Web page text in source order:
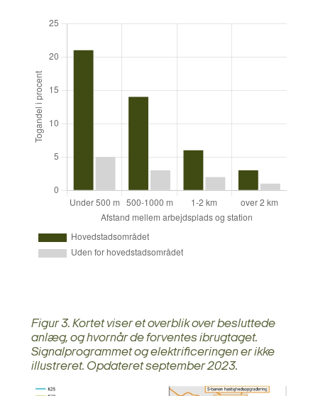
Figur 3. Kortet viser et overblik over besluttede
anlæg, og hvornår de forventes ibrugtaget.
Signalprogrammet og elektrificeringen er ikke
illustreret. Opdateret september 2023.